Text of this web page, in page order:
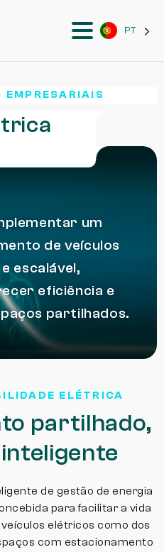
PT
EMPRESARIAIS
um
de veículos
escalável,
eficiência e
partilhados.
ELÉTRICA
partilhado,
de gestão de energia
para facilitar a vida
elétricos como dos
com estacionamento